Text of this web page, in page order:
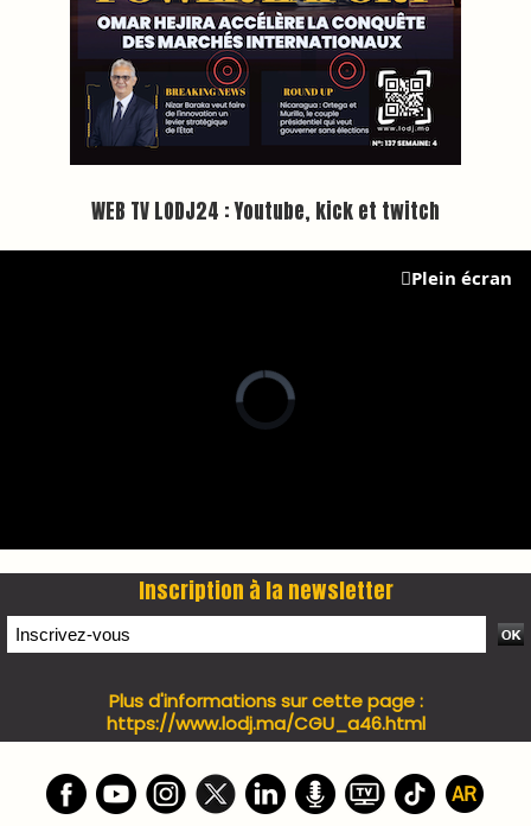
Inscription à la newsletter
Plus d'informations sur cette page :
7 days santé & conso du 31-07-2026
7 days Auto-Moto du 27-07-2026
PODCAST +
LES PLUS RÉCENTS CLASSEURS
Podcast I-Week-N°137 du 26-07-2026